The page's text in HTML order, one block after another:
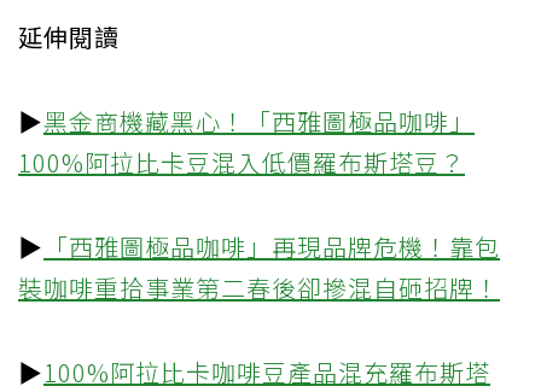
延伸閱讀
▶黑金商機藏黑心！「西雅圖極品咖啡」
100%阿拉比卡豆混入低價羅布斯塔豆？
▶ 「西雅圖極品咖啡」再現品牌危機！靠包
裝咖啡重拾事業第二春後卻摻混自砸招牌！
▶100%阿拉比卡咖啡豆產品混充羅布斯塔